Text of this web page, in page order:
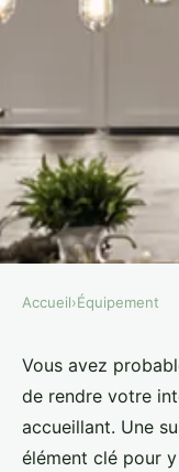
ÉQUIPEMENT
10 astuces
mettre en
suspension
Accueil›Équipement
Vous avez
de rendre votre
accueillant. Une
élément clé pour